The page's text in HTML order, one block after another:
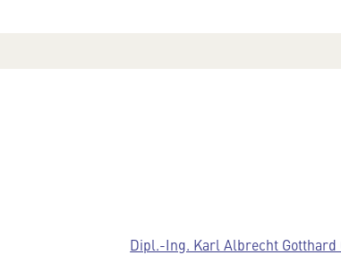
Dipl.-Ing. Karl Albrecht Gotthard